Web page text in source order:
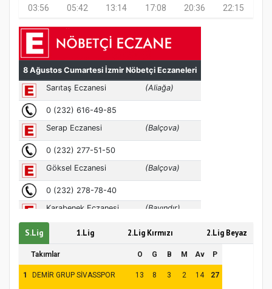
Samsun Atakum’da Ayasofya Camii
Etkinliği
Türkiye’de insanlar dinle bağlarını
03:56
05:42 13:14 17:08 20:36 22:15
S.Lig 1.Lig 2.Lig Kırmızı 2.Lig Beyaz
Takımlar O G B M Av P
1 DEMİR GRUP SİVASSPOR 13 8 3 2 14 27